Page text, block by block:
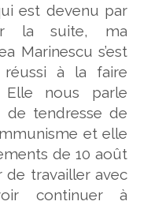
est devenu par
la suite, ma
Marinescu s’est
réussi à la faire
nous parle
de tendresse de
et elle
de 10 août
de travailler avec
continuer à